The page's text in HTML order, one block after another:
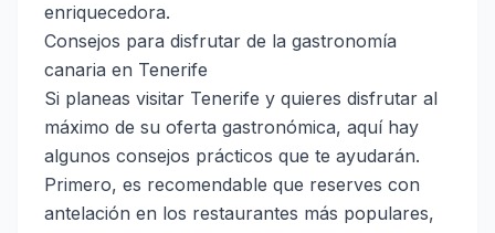
enriquecedora.
Consejos para disfrutar de la gastronomía
canaria en Tenerife
Si planeas visitar Tenerife y quieres disfrutar al
máximo de su oferta gastronómica, aquí hay
algunos consejos prácticos que te ayudarán.
Primero, es recomendable que reserves con
antelación en los restaurantes más populares,